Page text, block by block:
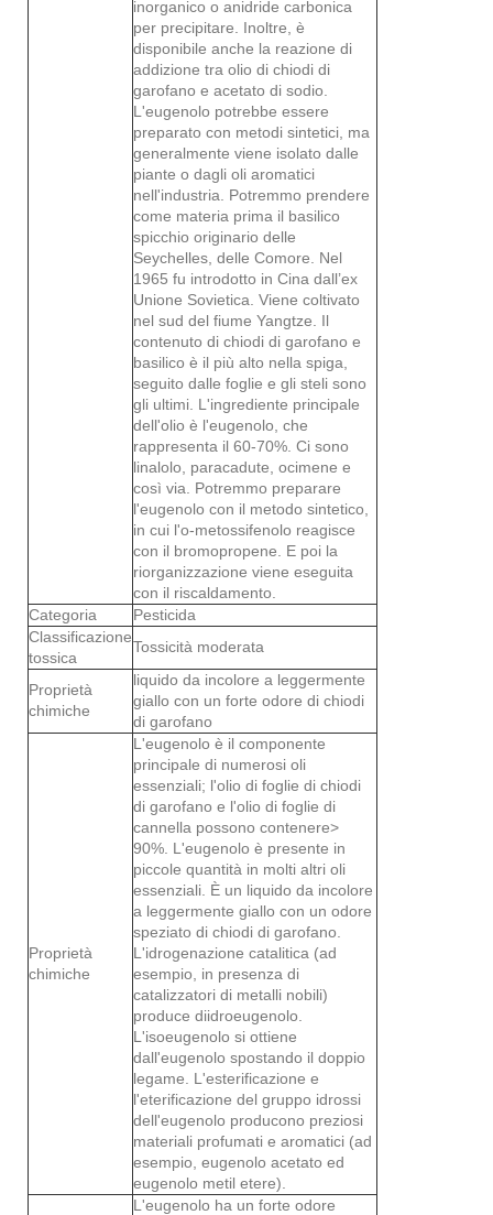
inorganico o anidride carbonica
per precipitare. Inoltre, è
disponibile anche la reazione di
addizione tra olio di chiodi di
garofano e acetato di sodio.
L'eugenolo potrebbe essere
preparato con metodi sintetici, ma
generalmente viene isolato dalle
piante o dagli oli aromatici
nell'industria. Potremmo prendere
come materia prima il basilico
spicchio originario delle
Seychelles, delle Comore. Nel
1965 fu introdotto in Cina dall’ex
Unione Sovietica. Viene coltivato
nel sud del fiume Yangtze. Il
contenuto di chiodi di garofano e
basilico è il più alto nella spiga,
seguito dalle foglie e gli steli sono
gli ultimi. L'ingrediente principale
dell'olio è l'eugenolo, che
rappresenta il 60-70%. Ci sono
linalolo, paracadute, ocimene e
così via. Potremmo preparare
l'eugenolo con il metodo sintetico,
in cui l'o-metossifenolo reagisce
con il bromopropene. E poi la
riorganizzazione viene eseguita
con il riscaldamento.
Categoria
Pesticida
Classificazione
tossica
Tossicità moderata
Proprietà
chimiche
liquido da incolore a leggermente
giallo con un forte odore di chiodi
di garofano
Proprietà
chimiche
L'eugenolo è il componente
principale di numerosi oli
essenziali; l'olio di foglie di chiodi
di garofano e l'olio di foglie di
cannella possono contenere>
90%. L'eugenolo è presente in
piccole quantità in molti altri oli
essenziali. È un liquido da incolore
a leggermente giallo con un odore
speziato di chiodi di garofano.
L'idrogenazione catalitica (ad
esempio, in presenza di
catalizzatori di metalli nobili)
produce diidroeugenolo.
L'isoeugenolo si ottiene
dall'eugenolo spostando il doppio
legame. L'esterificazione e
l'eterificazione del gruppo idrossi
dell'eugenolo producono preziosi
materiali profumati e aromatici (ad
esempio, eugenolo acetato ed
eugenolo metil etere).
L'eugenolo ha un forte odore